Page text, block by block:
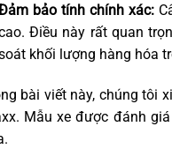
bảo tính chính xác:
Điều này rất quan
khối lượng hàng hóa
bài viết này, chúng tôi
Mẫu xe được đánh